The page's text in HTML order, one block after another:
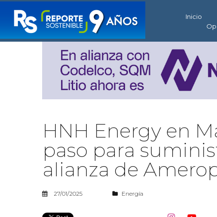
Inicio
HNH Energy en
paso para
alianza de
27/01/2025 Energía